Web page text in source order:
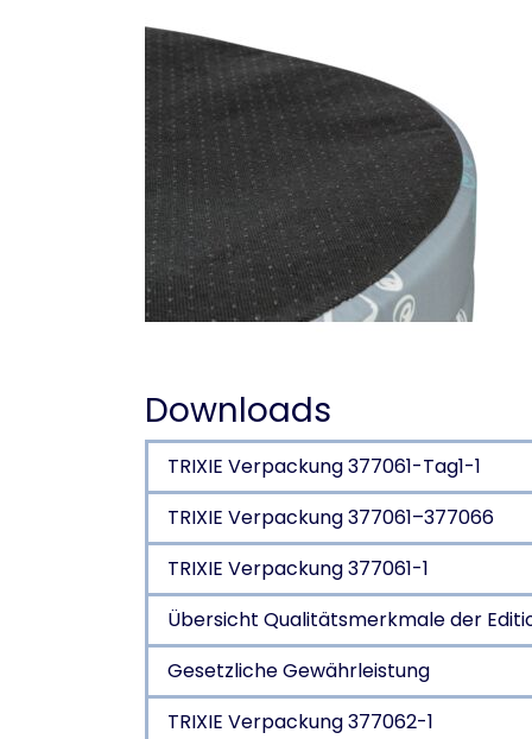
Downloads
TRIXIE Verpackung 377061-Tag1-1
TRIXIE Verpackung 377061–377066
TRIXIE Verpackung 377061-1
Übersicht Qualitätsmerkmale der
Gesetzliche Gewährleistung
TRIXIE Verpackung 377062-1